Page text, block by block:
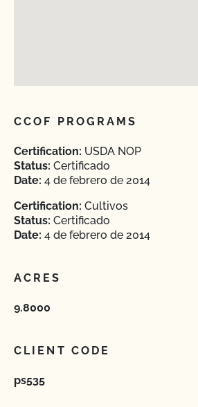
CCOF PROGRAMS
Certification: USDA NOP
Status: Certificado
Date: 4 de febrero de 2014
Certification: Cultivos
Status: Certificado
Date: 4 de febrero de 2014
ACRES
9.8000
CLIENT CODE
ps535